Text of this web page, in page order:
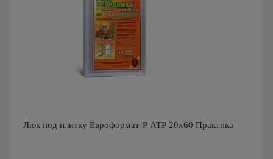
Люк под плитку Евроформат-Р АТР 20х60 Практика